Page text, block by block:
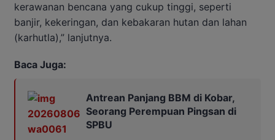
kerawanan bencana yang cukup tinggi, seperti
banjir, kekeringan, dan kebakaran hutan dan lahan
(karhutla),” lanjutnya.
Baca Juga:
Antrean Panjang BBM di Kobar,
Seorang Perempuan Pingsan di
SPBU